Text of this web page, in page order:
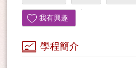
我有興趣
學程簡介